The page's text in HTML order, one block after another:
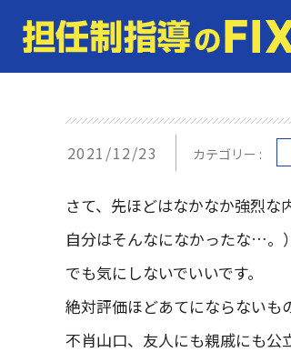
2021/12/23 カテゴリー :
さて、先ほどはなかなか強烈な
自分はそんなになかったな…。
でも気にしないでいいです。
絶対評価ほどあてにならないも
不肖山口、友人にも親戚にも公